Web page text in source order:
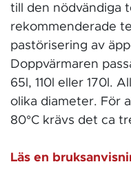
till den nödvändiga
rekommenderade
pastörisering av
Doppvärmaren
65l, 110l eller 170l.
olika diameter. För
80°C krävs det ca
Läs en